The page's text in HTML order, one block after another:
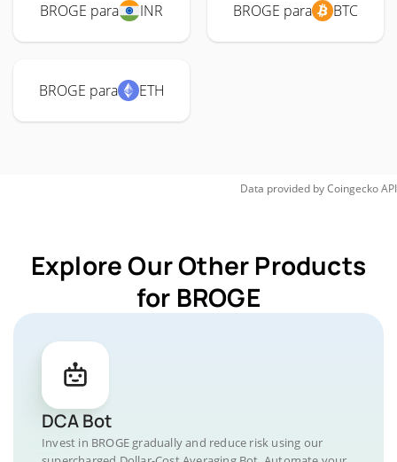
BROGE para INR BROGE para BTC
BROGE para ETH
Data provided byCoingeckoAPI
Explore Our Other Products
for BROGE
DCA Bot
Invest in BROGE gradually and reduce risk using our